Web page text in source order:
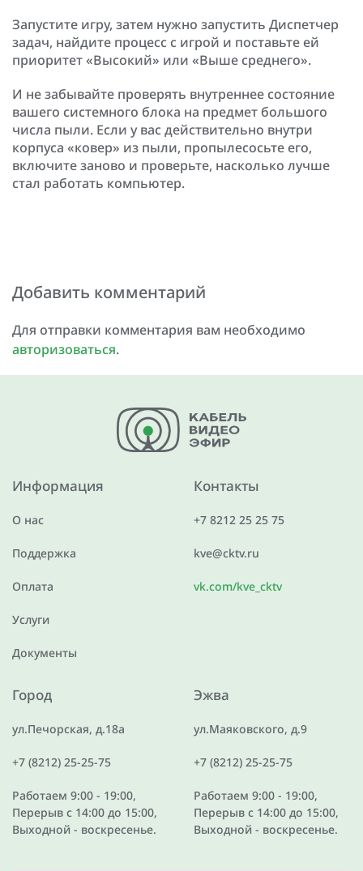
Запустите игру, затем нужно запустить Диспетчер
задач, найдите процесс с игрой и поставьте ей
приоритет «Высокий» или «Выше среднего».
И не забывайте проверять внутреннее состояние
вашего системного блока на предмет большого
числа пыли. Если у вас действительно внутри
корпуса «ковер» из пыли, пропылесосьте его,
включите заново и проверьте, насколько лучше
стал работать компьютер.
Добавить комментарий
Для отправки комментария вам необходимо
авторизоваться.
Информация
О нас
Поддержка
Оплата
Услуги
Документы
Контакты
+7 8212 25 25 75
kve@cktv.ru
vk.com/kve_cktv
Город
ул.Печорская, д.18а
+7 (8212) 25-25-75
Работаем 9:00 - 19:00,
Перерыв с 14:00 до 15:00,
Выходной - воскресенье.
Эжва
ул.Маяковского, д.9
+7 (8212) 25-25-75
Работаем 9:00 - 19:00,
Перерыв с 14:00 до 15:00,
Выходной - воскресенье.